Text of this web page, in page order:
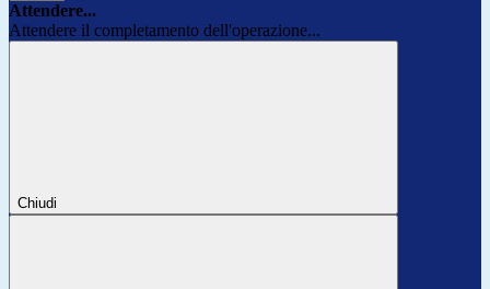
Attendere...
Attendere il completamento dell'operazione...
Chiudi